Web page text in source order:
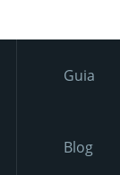
Guia
Blog